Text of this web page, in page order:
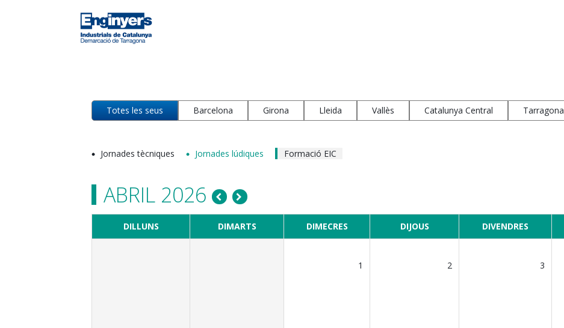
Totes les seus Barcelona Girona Lleida Vallès Catalunya Central Tarragona
Jornades tècniques Jornades lúdiques Formació EIC
ABRIL 2026
DILLUNS DIMARTS DIMECRES DIJOUS DIVENDRES
1 2 3